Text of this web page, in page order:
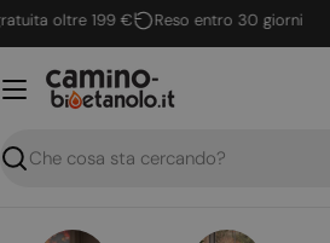
Vai
al
contenuto
oltre 199 € Reso entro 30 giorni
Ricerca